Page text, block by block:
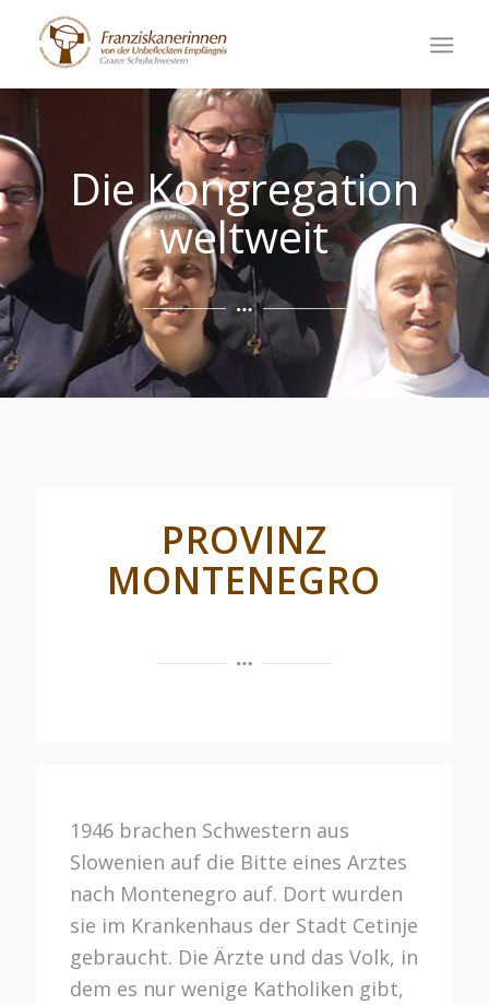
Die Kongregation
weltweit
PROVINZ
MONTENEGRO
1946 brachen Schwestern aus
Slowenien auf die Bitte eines Arztes
nach Montenegro auf. Dort wurden
sie im Krankenhaus der Stadt Cetinje
gebraucht. Die Ärzte und das Volk, in
dem es nur wenige Katholiken gibt,